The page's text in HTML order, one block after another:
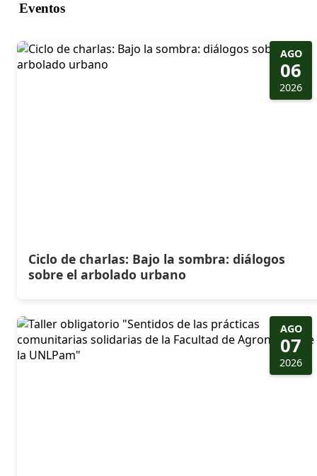
Eventos
AGO
06
2026
Ciclo de charlas: Bajo la sombra: diálogos
sobre el arbolado urbano
AGO
07
2026